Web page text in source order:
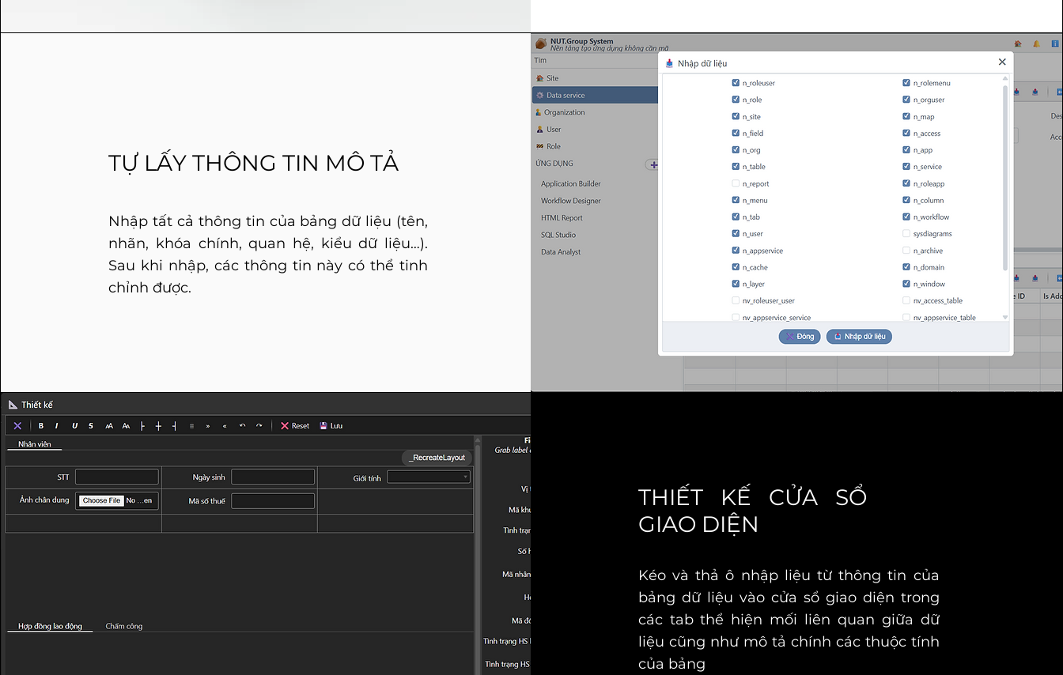
TỰ LẤY THÔNG TIN MÔ TẢ
Nhập tất cả thông tin của bảng dữ liệu (tên,
nhãn, khóa chính, quan hệ, kiểu dữ liệu…).
Sau khi nhập, các thông tin này có thể tinh
chỉnh được.
THIẾT KẾ CỬA SỔ
GIAO DIỆN
Kéo và thả ô nhập liệu từ thông tin của
bảng dữ liệu vào cửa sổ giao diện trong
các tab thể hiện mối liên quan giữa dữ
liệu cũng như mô tả chính các thuộc tính
của bảng